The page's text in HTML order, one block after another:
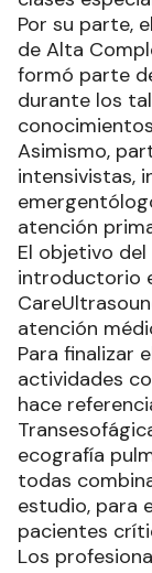
Por su parte,
de Alta
formó parte
durante los
Asimismo,
intensivistas,
atención
El objetivo
introductorio
atención
Para finalizar
actividades
hace
ecografía
todas
estudio, para
pacientes
Los